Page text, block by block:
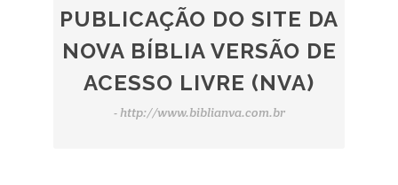
PUBLICAÇÃO DO SITE DA
NOVA BÍBLIA VERSÃO DE
ACESSO LIVRE (NVA)
- http://www.biblianva.com.br